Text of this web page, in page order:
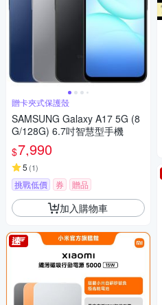
贈卡夾式保護殼
SAMSUNG Galaxy A17 5G (8
G/128G) 6.7吋智慧型手機
$7,990
5 (1)
挑戰低價 券 贈品
加入購物車